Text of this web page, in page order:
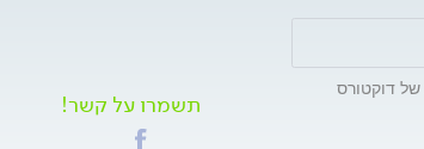
של דוקטורס
תשמרו על קשר!